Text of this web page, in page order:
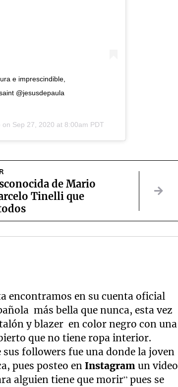
e imprescindible,
@jesusdepaula
on Sep 27, 2020 at 8:00am PDT
de Mario
Tinelli que
encontramos en su cuenta oficial
más bella que nunca, esta vez
y blazer en color negro con una
que no tiene ropa interior.
followers fue una donde la joven
pues posteo enInstagram un video
alguien tiene que morir” pues se